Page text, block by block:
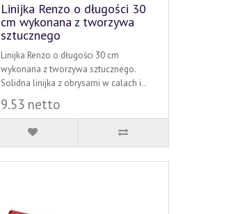
Linijka Renzo o długości 30
cm wykonana z tworzywa
sztucznego
Linijka Renzo o długości 30 cm
wykonana z tworzywa sztucznego.
Solidna linijka z obrysami w calach i..
9.53 netto